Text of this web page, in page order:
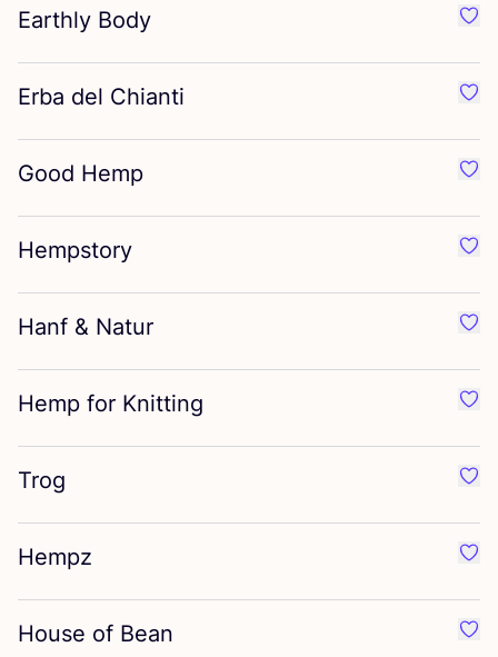
Earthly Body
Erba del Chianti
Good Hemp
Hempstory
Hanf & Natur
Hemp for Knitting
Trog
Hempz
House of Bean